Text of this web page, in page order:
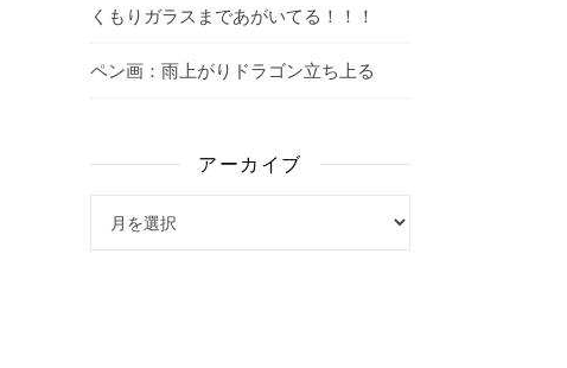
くもりガラスまであがいてる！！！
ペン画：雨上がりドラゴン立ち上る
アーカイブ